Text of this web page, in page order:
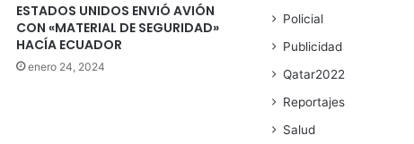
ESTADOS UNIDOS ENVIÓ AVIÓN
CON «MATERIAL DE SEGURIDAD»
HACÍA ECUADOR
enero 24, 2024
Policial
Publicidad
Qatar2022
Reportajes
Salud